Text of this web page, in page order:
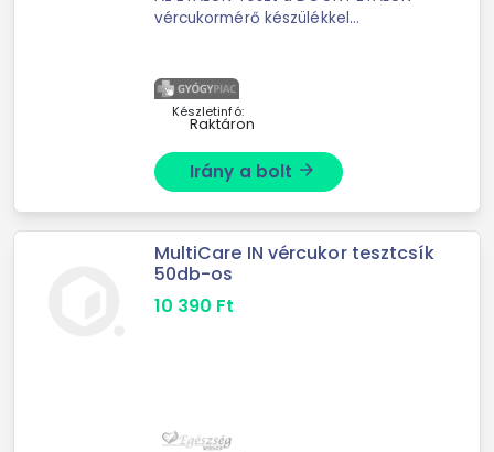
vércukormérő készülékkel
méréshez csupán 0,6 µl
vérmennyiségre van szüks?
Készletinfó:
Raktáron
Irány a bolt arrow_forward
MultiCare IN vércukor tesztcsík
50db-os
10 390 Ft